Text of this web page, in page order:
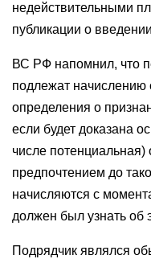
недействительными
публикации о
ВС РФ напомнил, что
подлежат начислению
определения о
если будет доказана
числе потенциальная)
предпочтением до
начисляются с
должен был узнать об
Подрядчик являлся